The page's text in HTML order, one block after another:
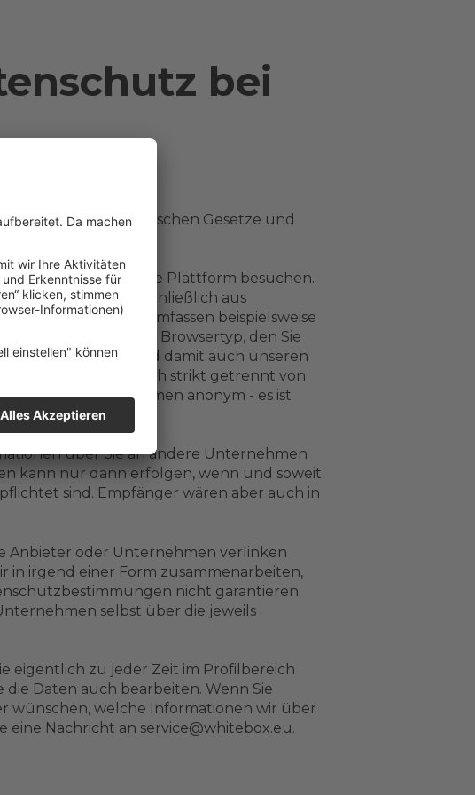
bei
anwendbaren deutschen Gesetze und
wenn Sie unsere Plattform besuchen.
und ausschließlich aus
Informationen umfassen beispielsweise
oder aber den Browsertyp, den Sie
unser Angebot und damit auch unseren
werden jedoch strikt getrennt von
folglich vollkommen anonym - es ist
zu ziehen.
über Sie an andere Unternehmen
kann nur dann erfolgen, wenn und soweit
sind. Empfänger wären aber auch in
Anbieter oder Unternehmen verlinken
in irgend einer Form zusammenarbeiten,
nicht garantieren.
selbst über die jeweils
eigentlich zu jeder Zeit im Profilbereich
Daten auch bearbeiten. Wenn Sie
wünschen, welche Informationen wir über
eine Nachricht an service@whitebox.eu.